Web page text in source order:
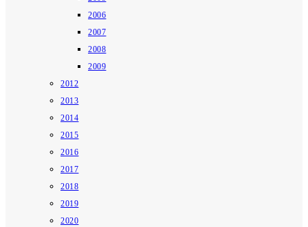
2006
2007
2008
2009
2012
2013
2014
2015
2016
2017
2018
2019
2020